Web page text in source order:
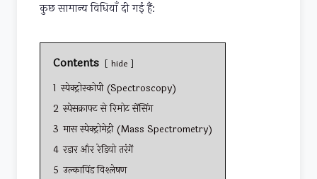
कुछ सामान्य विधियाँ दी गई हैं:
Contents hide
1 स्पेक्ट्रोस्कोपी (Spectroscopy)
2 स्पेसक्राफ्ट से रिमोट सेंसिंग
3 मास स्पेक्ट्रोमेट्री (Mass Spectrometry)
4 रडार और रेडियो तरंगें
5 उल्कापिंड विश्लेषण